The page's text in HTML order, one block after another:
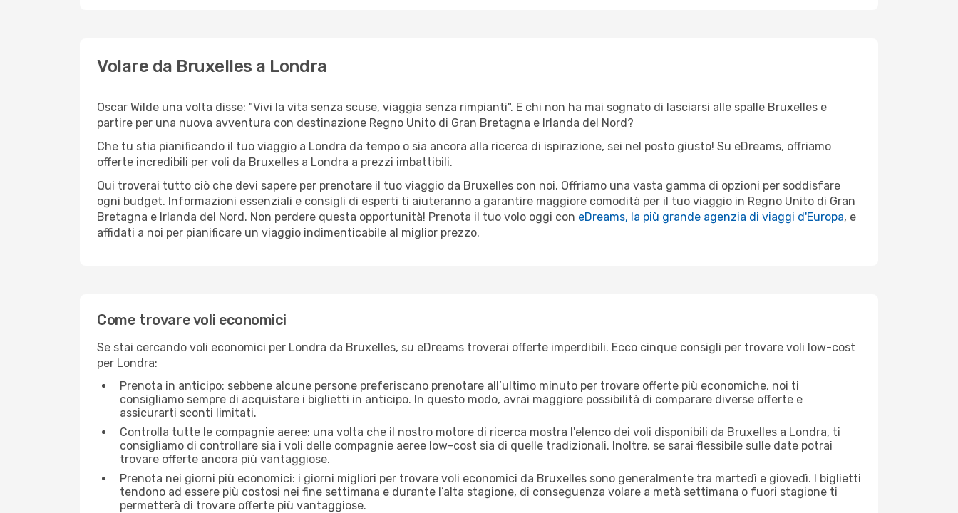
Volare da Bruxelles a Londra
Oscar Wilde una volta disse: "Vivi la vita senza scuse, viaggia senza rimpianti". E chi non ha mai sognato di lasciarsi alle spalle Bruxelles e
partire per una nuova avventura con destinazione Regno Unito di Gran Bretagna e Irlanda del Nord?
Che tu stia pianificando il tuo viaggio a Londra da tempo o sia ancora alla ricerca di ispirazione, sei nel posto giusto! Su eDreams, offriamo
offerte incredibili per voli da Bruxelles a Londra a prezzi imbattibili.
Qui troverai tutto ciò che devi sapere per prenotare il tuo viaggio da Bruxelles con noi. Offriamo una vasta gamma di opzioni per soddisfare
ogni budget. Informazioni essenziali e consigli di esperti ti aiuteranno a garantire maggiore comodità per il tuo viaggio in Regno Unito di Gran
Bretagna e Irlanda del Nord. Non perdere questa opportunità! Prenota il tuo volo oggi con eDreams, la più grande agenzia di viaggi d'Europa, e
affidati a noi per pianificare un viaggio indimenticabile al miglior prezzo.
Come trovare voli economici
Se stai cercando voli economici per Londra da Bruxelles, su eDreams troverai offerte imperdibili. Ecco cinque consigli per trovare voli low-cost
per Londra:
Prenota in anticipo: sebbene alcune persone preferiscano prenotare all’ultimo minuto per trovare offerte più economiche, noi ti
consigliamo sempre di acquistare i biglietti in anticipo. In questo modo, avrai maggiore possibilità di comparare diverse offerte e
assicurarti sconti limitati.
Controlla tutte le compagnie aeree: una volta che il nostro motore di ricerca mostra l'elenco dei voli disponibili da Bruxelles a Londra, ti
consigliamo di controllare sia i voli delle compagnie aeree low-cost sia di quelle tradizionali. Inoltre, se sarai flessibile sulle date potrai
trovare offerte ancora più vantaggiose.
Prenota nei giorni più economici: i giorni migliori per trovare voli economici da Bruxelles sono generalmente tra martedì e giovedì. I biglietti
tendono ad essere più costosi nei fine settimana e durante l’alta stagione, di conseguenza volare a metà settimana o fuori stagione ti
permetterà di trovare offerte più vantaggiose.